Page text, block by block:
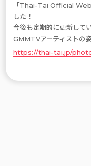
「Thai-Tai Official
した！
今後も定期的に更新して
GMMTVアーティストの
https://thai-tai.jp/